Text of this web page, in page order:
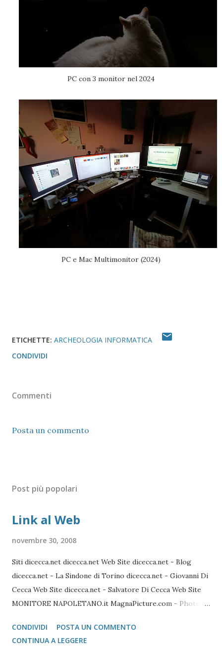
PC con 3 monitor nel 2024
PC e Mac Multimonitor (2024)
ETICHETTE: ARCHEOLOGIA INFORMATICA
CONDIVIDI
Commenti
Posta un commento
Post più popolari
Link al Web
novembre 30, 2008
Siti dicecca.net dicecca.net Web Site dicecca.net - Blog
dicecca.net - La Sindone di Torino dicecca.net - Giovanni Di
Cecca Web Site dicecca.net - Salvatore Di Cecca Web Site
MONITORE NAPOLETANO.it MagnaPicture.com - Photo
Mozilla FireFox / Thunderbird / FileZilla Portable FireFox
Download localizzati FireFox Portable - Pagina download
CONDIVIDI
POSTA UN COMMENTO
CONTINUA A LEGGERE